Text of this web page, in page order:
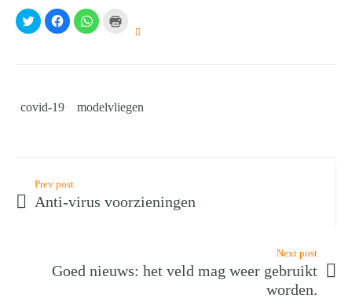
Klik
om
nieuw
venster
Klik
om
nieuw
venster
Klik
om
nieuw
venster
om
venster
geopend)
covid-19 modelvliegen
Prev post
Anti-virus voorzieningen
Next post
Goed nieuws: het veld mag weer gebruikt
worden.